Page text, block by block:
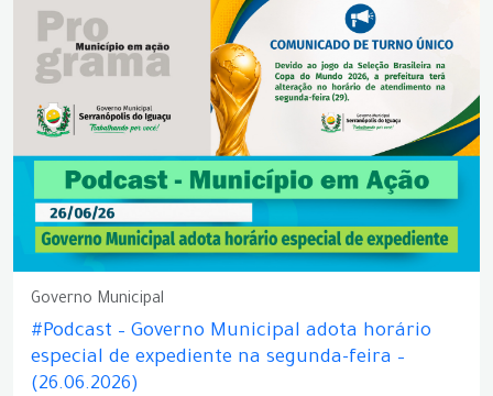
Governo Municipal
#Podcast – Governo Municipal adota horário
especial de expediente na segunda-feira –
(26.06.2026)